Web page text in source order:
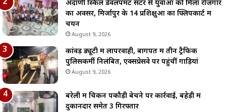
अदाणी स्किल डेवलपमेंट सेंटर से युवाओं को मिला रोजगार
का अवसर, मिर्जापुर के 14 प्रशिक्षुओं का फ्लिपकार्ट में
चयन
August 9, 2026
कांवड़ ड्यूटी में लापरवाही, बागपत में तीन ट्रैफिक
पुलिसकर्मी निलंबित, एक्सप्रेसवे पर पहुंचीं गाड़ियां
August 9, 2026
बरेली में चिकन पकौड़ी बेचने पर कार्रवाई, बहेड़ी में
दुकानदार समेत 3 गिरफ्तार